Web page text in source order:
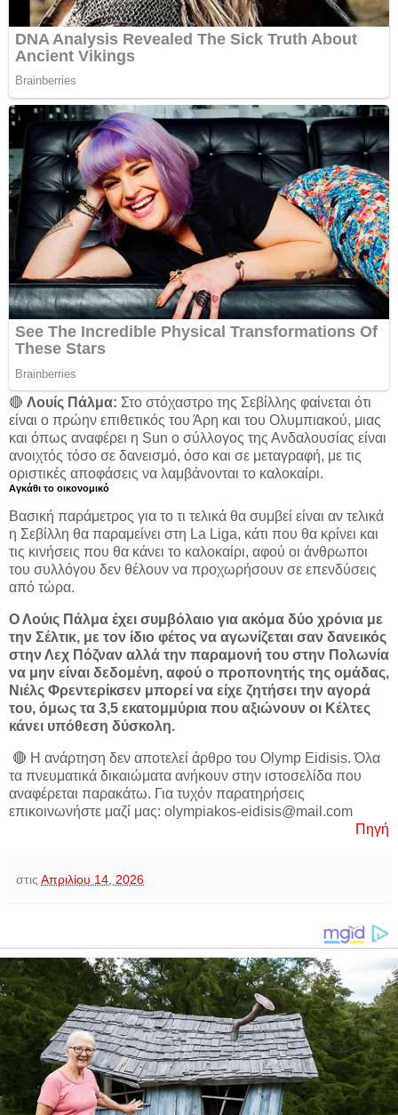
🔴 Λουίς Πάλμα: Στο στόχαστρο της Σεβίλλης φαίνεται ότι
είναι ο πρώην επιθετικός του Άρη και του Ολυμπιακού, μιας
και όπως αναφέρει η Sun ο σύλλογος της Ανδαλουσίας είναι
ανοιχτός τόσο σε δανεισμό, όσο και σε μεταγραφή, με τις
οριστικές αποφάσεις να λαμβάνονται το καλοκαίρι.
Αγκάθι το οικονομικό
Βασική παράμετρος για το τι τελικά θα συμβεί είναι αν τελικά
η Σεβίλλη θα παραμείνει στη La Liga, κάτι που θα κρίνει και
τις κινήσεις που θα κάνει το καλοκαίρι, αφού οι άνθρωποι
του συλλόγου δεν θέλουν να προχωρήσουν σε επενδύσεις
από τώρα.
Ο Λούις Πάλμα έχει συμβόλαιο για ακόμα δύο χρόνια με
την Σέλτικ, με τον ίδιο φέτος να αγωνίζεται σαν δανεικός
στην Λεχ Πόζναν αλλά την παραμονή του στην Πολωνία
να μην είναι δεδομένη, αφού ο προπονητής της ομάδας,
Νιέλς Φρεντερίκσεν μπορεί να είχε ζητήσει την αγορά
του, όμως τα 3,5 εκατομμύρια που αξιώνουν οι Κέλτες
κάνει υπόθεση δύσκολη.
🔴 Η ανάρτηση δεν αποτελεί άρθρο του Olymp Eidisis. Όλα
τα πνευματικά δικαιώματα ανήκουν στην ιστοσελίδα που
αναφέρεται παρακάτω. Για τυχόν παρατηρήσεις
επικοινωνήστε μαζί μας: olympiakos-eidisis@mail.com
Πηγή
στις Απριλίου 14, 2026